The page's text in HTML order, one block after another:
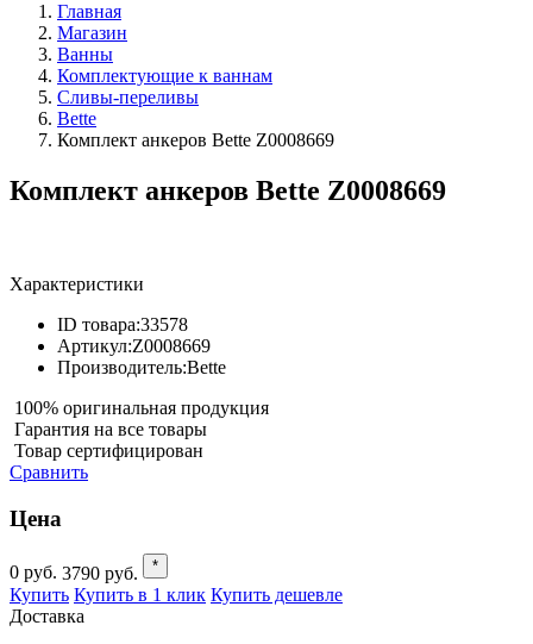
Главная
Магазин
Ванны
Комплектующие к ваннам
Сливы-переливы
Bette
Комплект анкеров Bette Z0008669
Комплект анкеров Bette Z0008669
Характеристики
ID товара:33578
Артикул:Z0008669
Производитель:Bette
100% оригинальная продукция
Гарантия на все товары
Товар сертифицирован
Сравнить
Цена
0 руб. 3790 руб. *
Купить Купить в 1 клик Купить дешевле
Доставка